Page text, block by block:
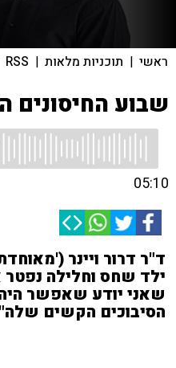
ראשי | תוכניות מלאות |
RSS
שבוע החיסונים
05:10
ד"ר דרור ויינר
ילד שחס וחלילה נפטר
שאני יודע שאפשר
הסיבוכים הקשים שלה"